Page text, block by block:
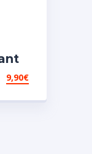
9,90€